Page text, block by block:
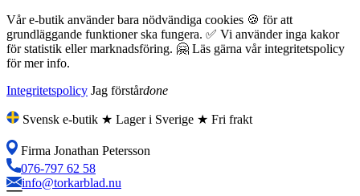
Vår e-butik använder bara nödvändiga cookies 🍪 för att
grundläggande funktioner ska fungera. ✅ Vi använder inga kakor
för statistik eller marknadsföring. 🤗 Läs gärna vår integritetspolicy
för mer info.
Integritetspolicy Jag förstårdone
Svensk e-butik ★ Lager i Sverige ★ Fri frakt
Firma Jonathan Petersson
076-797 62 58
info@torkarblad.nu